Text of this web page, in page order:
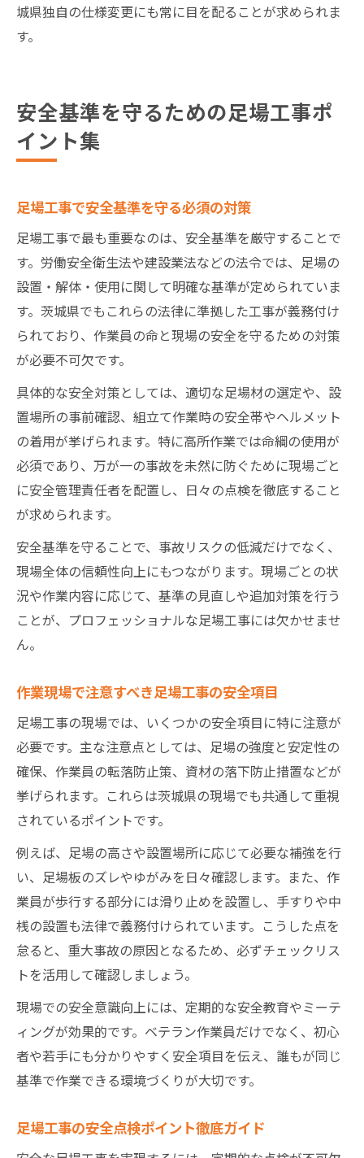
城県独自の仕様変更にも常に目を配ることが求められま
す。
安全基準を守るための足場工事ポ
イント集
足場工事で安全基準を守る必須の対策
足場工事で最も重要なのは、安全基準を厳守することで
す。労働安全衛生法や建設業法などの法令では、足場の
設置・解体・使用に関して明確な基準が定められていま
す。茨城県でもこれらの法律に準拠した工事が義務付け
られており、作業員の命と現場の安全を守るための対策
が必要不可欠です。
具体的な安全対策としては、適切な足場材の選定や、設
置場所の事前確認、組立て作業時の安全帯やヘルメット
の着用が挙げられます。特に高所作業では命綱の使用が
必須であり、万が一の事故を未然に防ぐために現場ごと
に安全管理責任者を配置し、日々の点検を徹底すること
が求められます。
安全基準を守ることで、事故リスクの低減だけでなく、
現場全体の信頼性向上にもつながります。現場ごとの状
況や作業内容に応じて、基準の見直しや追加対策を行う
ことが、プロフェッショナルな足場工事には欠かせませ
ん。
作業現場で注意すべき足場工事の安全項目
足場工事の現場では、いくつかの安全項目に特に注意が
必要です。主な注意点としては、足場の強度と安定性の
確保、作業員の転落防止策、資材の落下防止措置などが
挙げられます。これらは茨城県の現場でも共通して重視
されているポイントです。
例えば、足場の高さや設置場所に応じて必要な補強を行
い、足場板のズレやゆがみを日々確認します。また、作
業員が歩行する部分には滑り止めを設置し、手すりや中
桟の設置も法律で義務付けられています。こうした点を
怠ると、重大事故の原因となるため、必ずチェックリス
トを活用して確認しましょう。
現場での安全意識向上には、定期的な安全教育やミーテ
ィングが効果的です。ベテラン作業員だけでなく、初心
者や若手にも分かりやすく安全項目を伝え、誰もが同じ
基準で作業できる環境づくりが大切です。
足場工事の安全点検ポイント徹底ガイド